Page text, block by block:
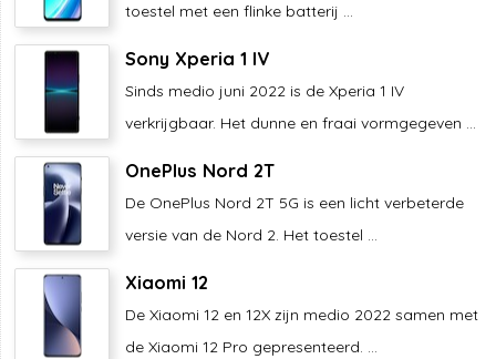
toestel met een flinke batterij ...
Sony Xperia 1 IV
Sinds medio juni 2022 is de Xperia 1 IV
verkrijgbaar. Het dunne en fraai vormgegeven ...
OnePlus Nord 2T
De OnePlus Nord 2T 5G is een licht verbeterde
versie van de Nord 2. Het toestel ...
Xiaomi 12
De Xiaomi 12 en 12X zijn medio 2022 samen met
de Xiaomi 12 Pro gepresenteerd. ...